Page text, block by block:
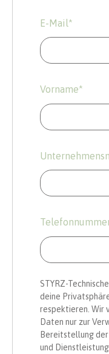
E-Mail *
Vorname*
STYRZ-
deine
respektieren. Wir
Daten nur zur
Bereitstellung
und